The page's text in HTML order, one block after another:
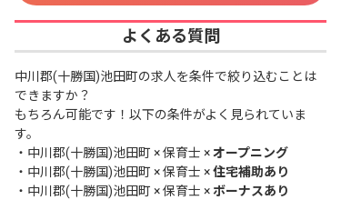
よくある質問
中川郡(十勝国)池田町の求人を条件で絞り込むことは
できますか？
もちろん可能です！以下の条件がよく見られていま
す。
・ 中川郡(十勝国)池田町 × 保育士 ×オープニング
・ 中川郡(十勝国)池田町 × 保育士 ×住宅補助あり
・ 中川郡(十勝国)池田町 × 保育士 ×ボーナスあり